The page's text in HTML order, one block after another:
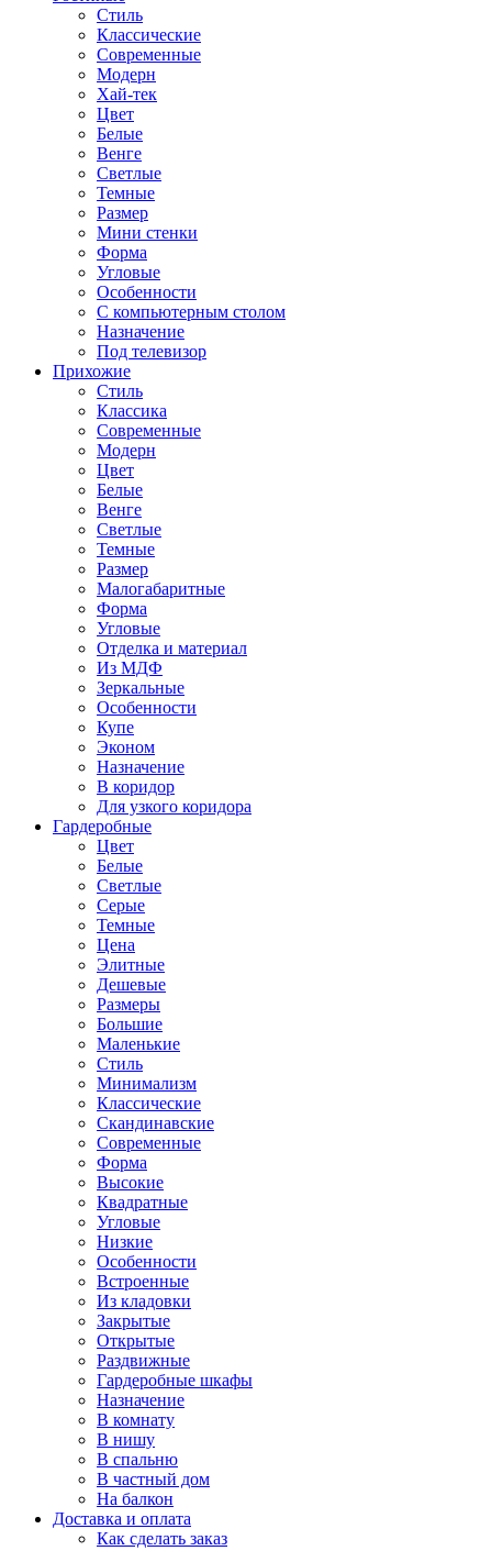
Стиль
Классические
Современные
Модерн
Хай-тек
Цвет
Белые
Венге
Светлые
Темные
Размер
Мини стенки
Форма
Угловые
Особенности
С компьютерным столом
Назначение
Под телевизор
Прихожие
Стиль
Классика
Современные
Модерн
Цвет
Белые
Венге
Светлые
Темные
Размер
Малогабаритные
Форма
Угловые
Отделка и материал
Из МДФ
Зеркальные
Особенности
Купе
Эконом
Назначение
В коридор
Для узкого коридора
Гардеробные
Цвет
Белые
Светлые
Серые
Темные
Цена
Элитные
Дешевые
Размеры
Большие
Маленькие
Стиль
Минимализм
Классические
Скандинавские
Современные
Форма
Высокие
Квадратные
Угловые
Низкие
Особенности
Встроенные
Из кладовки
Закрытые
Открытые
Раздвижные
Гардеробные шкафы
Назначение
В комнату
В нишу
В спальню
В частный дом
На балкон
Доставка и оплата
Как сделать заказ